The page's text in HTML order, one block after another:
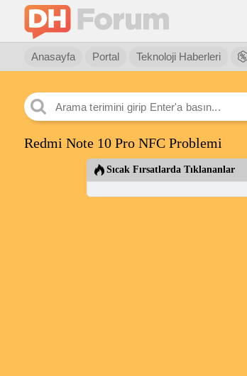
Anasayfa Portal Teknoloji Haberleri
Redmi Note 10 Pro NFC Problemi
Sıcak Fırsatlarda Tıklananlar